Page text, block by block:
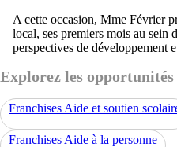
A cette occasion, Mme Février
local, ses premiers mois au sein
perspectives de développement
Explorez les
Franchises Aide et soutien
Franchises Aide à la personne